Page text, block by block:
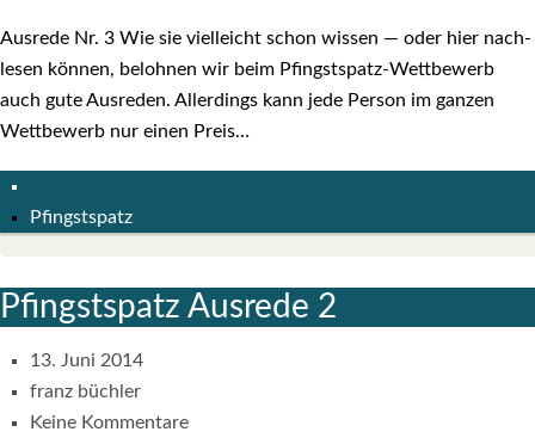
Aus­re­de Nr. 3 Wie sie viel­leicht schon wis­sen — oder hier nach­
le­sen kön­nen, beloh­nen wir beim Pfings­t­spatz-Wet­t­­be­­werb
auch gute Aus­re­den. Aller­dings kann jede Per­son im gan­zen
Wett­be­werb nur einen Preis…
Pfingstspatz
Pfingst­spatz Aus­re­de 2
13. Juni 2014
franz büchler
Keine Kommentare